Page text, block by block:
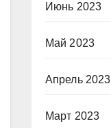
Июнь 2023
Май 2023
Апрель 2023
Март 2023